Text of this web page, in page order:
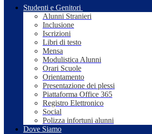
Studenti e Genitori
Alunni Stranieri
Inclusione
Iscrizioni
Libri di testo
Mensa
Modulistica Alunni
Orari Scuole
Orientamento
Presentazione dei plessi
Piattaforma Office 365
Registro Elettronico
Social
Polizza infortuni alunni
Dove Siamo